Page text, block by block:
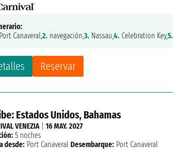
Reservar
Port Canaveral,2. navegación,3. Nassau,4. Celebration Key,5.
Estados Unidos, Bahamas
VENEZIA|16 MAY. 2027
5 noches
desde: Port Canaveral Desembarque: Port Canaveral